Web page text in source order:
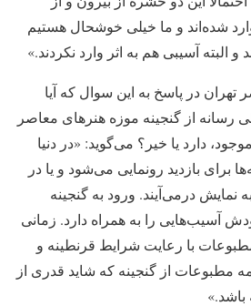
شده‌اند و ما خیلی خوشحال هستیم
البته آسیبی هم به اثر وارد نکردند.»
در پاسخ به این سوال که آیا
رسانه از گنجینه موزه هنرهای معاصر
دارد یا خیر؟ می‌گوید: «در دنیا
برای بازدید رونمایی می‌شود و یا در
نمایش درمی‌آیند. ورود به گنجینه
آسیب‌هایی را به همراه دارد. زمانی
مطبوعات با رعایت شرایط قرنطینه و
مطبوعات از گنجینه که شاید قدری از
باشد.»